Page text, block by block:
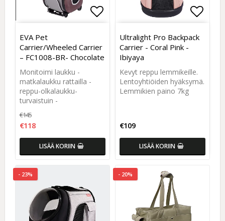
Add to list of favorites
Add to list of favorites
EVA Pet
Carrier/Wheeled Carrier
– FC1008-BR- Chocolate
Monitoimi laukku -
matkalaukku rattailla -
reppu-olkalaukku-
turvaistuin -
€145
€118
LISÄÄ KORIIN
Add
Add
Ultralight Pro Backpack
Carrier - Coral Pink -
Ibiyaya
Kevyt reppu lemmikeille.
Lentoyhtiöiden hyäksymä.
Lemmikien paino 7kg
€109
LISÄÄ KORIIN
- 23% - 20%